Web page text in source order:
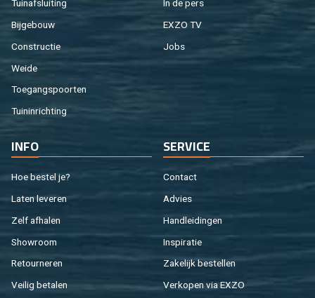
Tuin­af­slui­ting
Bij­ge­bouw
Con­struc­tie
Weide
Toe­gangs­poor­ten
Tuin­in­rich­ting
In de pers
EXZO TV
Jobs
INFO
Hoe be­stel je?
Laten le­ve­ren
Zelf af­ha­len
Show­room
Re­tour­ne­ren
Vei­lig be­ta­len
SER­VI­CE
Con­tact
Ad­vies
Hand­lei­din­gen
In­spi­ra­tie
Za­ke­lijk be­stel­len
Ver­ko­pen via EXZO